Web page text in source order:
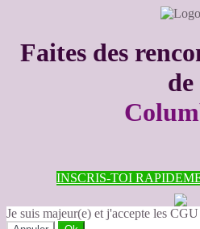
Faites des
de
INSCRIS-TOI
Je suis majeur(e) et j'accepte les